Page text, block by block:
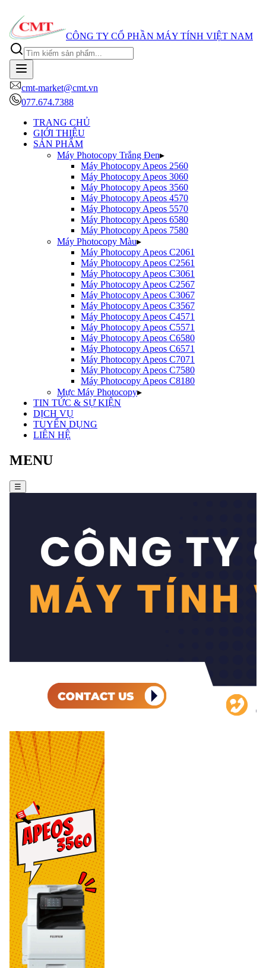
CÔNG TY CỔ PHẦN MÁY TÍNH VIỆT NAM
cmt-market@cmt.vn
077.674.7388
TRANG CHỦ
GIỚI THIỆU
SẢN PHẨM
Máy Photocopy Trắng Đen▸
Máy Photocopy Apeos 2560
Máy Photocopy Apeos 3060
Máy Photocopy Apeos 3560
Máy Photocopy Apeos 4570
Máy Photocopy Apeos 5570
Máy Photocopy Apeos 6580
Máy Photocopy Apeos 7580
Máy Photocopy Màu▸
Máy Photocopy Apeos C2061
Máy Photocopy Apeos C2561
Máy Photocopy Apeos C3061
Máy Photocopy Apeos C2567
Máy Photocopy Apeos C3067
Máy Photocopy Apeos C3567
Máy Photocopy Apeos C4571
Máy Photocopy Apeos C5571
Máy Photocopy Apeos C6580
Máy Photocopy Apeos C6571
Máy Photocopy Apeos C7071
Máy Photocopy Apeos C7580
Máy Photocopy Apeos C8180
Mực Máy Photocopy▸
TIN TỨC & SỰ KIỆN
DỊCH VỤ
TUYỂN DỤNG
LIÊN HỆ
MENU
☰